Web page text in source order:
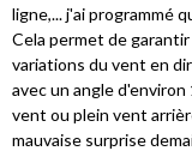
ligne,... j'ai programmé
Cela permet de
variations du vent en
avec un angle d'environ
vent ou plein vent
mauvaise surprise